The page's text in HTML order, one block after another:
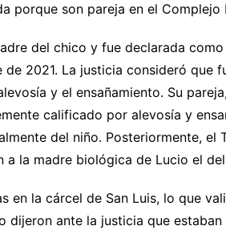
porque son pareja en el Complejo
del chico y fue declarada
2021. La justicia consideró que
y el ensañamiento. Su
calificado por alevosía y
del niño. Posteriormente, el
a la madre biológica de Lucio el
en la cárcel de San Luis, lo que
dijeron ante la justicia que